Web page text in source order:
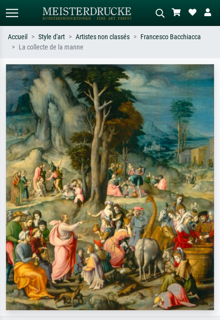
Recherchez par artiste, titre ou style –
ex. Monet, Nuit étoilée,
impressionnisme, vague de Hokusai,
nu.
Décrivez la scène – ex. prairie verte,
abstrait avec beaucoup de rouge,
tableau sombre, nu debout près d'un
Accueil Style d'art Artistes non classés
Francesco Bacchiacca
La collecte de la manne